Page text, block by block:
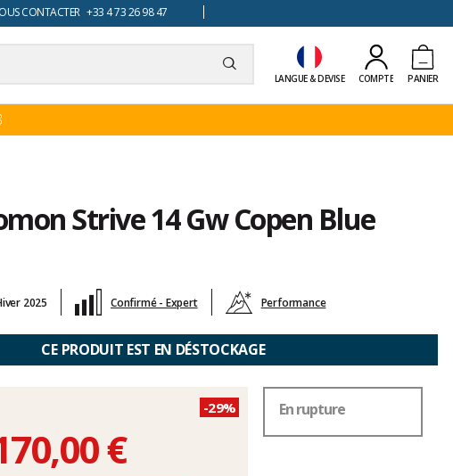
CONTACTER +33 4 73 26 98 47
LANGUE & DEVISE COMPTE PANIER
Strive 14 Gw Copen Blue
2025 Confirmé - Expert Performance
CE PRODUIT EST EN DÉSTOCKAGE
-29%
€
En rupture